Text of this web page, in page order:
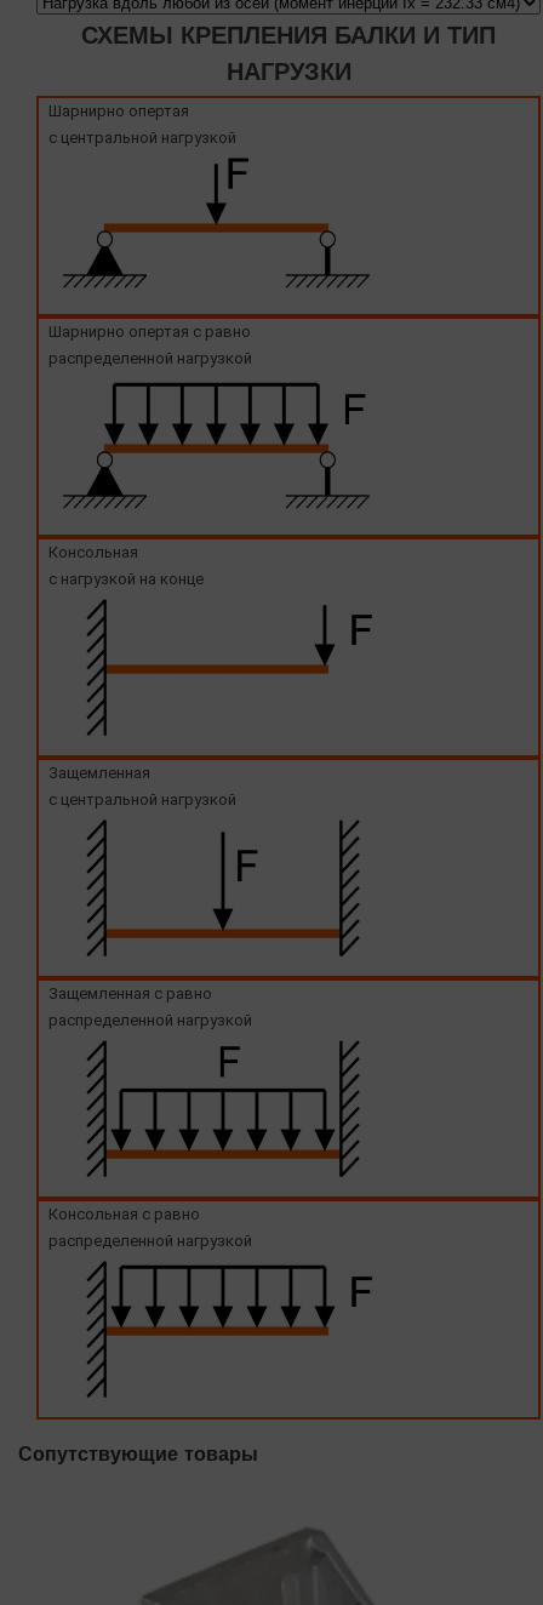
СХЕМЫ КРЕПЛЕНИЯ БАЛКИ И ТИП
НАГРУЗКИ
Шарнирно опертая
с центральной нагрузкой
Шарнирно опертая с равно
распределенной нагрузкой
Консольная
с нагрузкой на конце
Защемленная
с центральной нагрузкой
Защемленная с равно
распределенной нагрузкой
Консольная с равно
распределенной нагрузкой
Сопутствующие товары